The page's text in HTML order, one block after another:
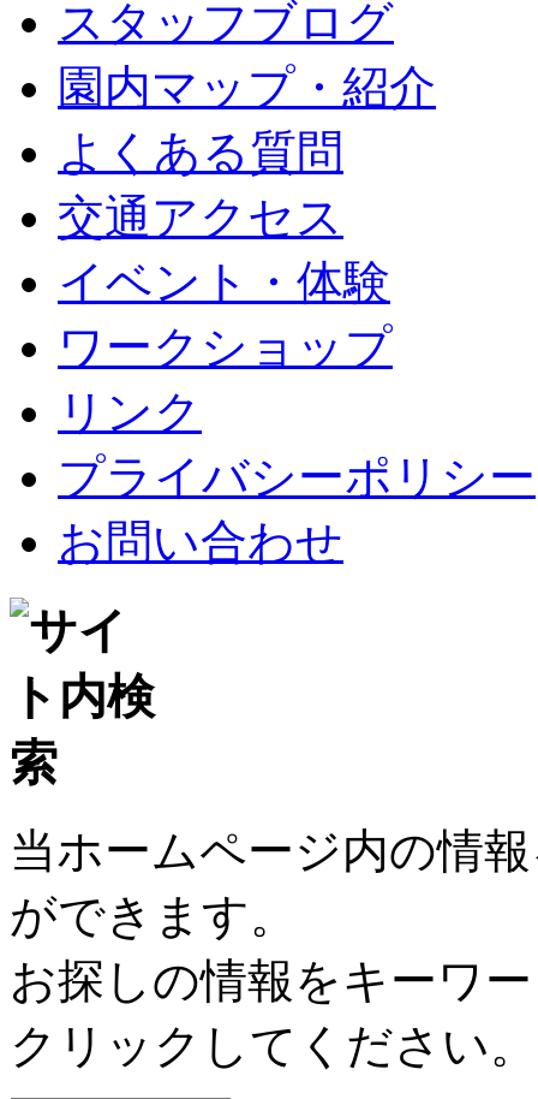
スタッフブログ
園内マップ・紹介
よくある質問
交通アクセス
イベント・体験
ワークショップ
リンク
プライバシーポリシー
お問い合わせ
当ホームページ内の情
ができます。
お探しの情報をキーワ
クリックしてください。